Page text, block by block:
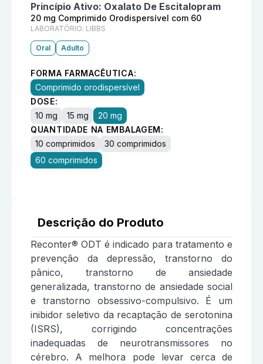
Princípio Ativo: Oxalato De Escitalopram
20 mg Comprimido Orodispersível com 60
LABORATÓRIO: LIBBS
Oral Adulto
FORMA FARMACÊUTICA:
Comprimido orodispersível
DOSE:
10 mg
15 mg
20 mg
QUANTIDADE NA EMBALAGEM:
10 comprimidos
30 comprimidos
60 comprimidos
Descrição do Produto
Reconter® ODT é indicado para tratamento e
prevenção da depressão, transtorno do
pânico, transtorno de ansiedade
generalizada, transtorno de ansiedade social
e transtorno obsessivo-compulsivo. É um
inibidor seletivo da recaptação de serotonina
(ISRS), corrigindo concentrações
inadequadas de neurotransmissores no
cérebro. A melhora pode levar cerca de